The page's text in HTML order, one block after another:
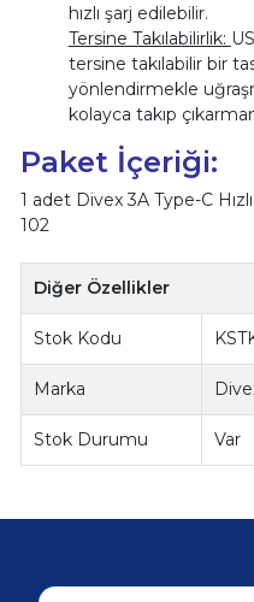
hızlı şarj edilebilir.
Tersine Takılabilirlik:
tersine takılabilir bir
yönlendirmekle
kolayca takıp
Paket İçeriği:
1 adet Divex 3A Type-C
102
Diğer Özellikler
Stok Kodu
Marka
Stok Durumu Var